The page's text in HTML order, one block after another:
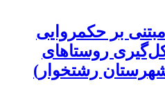
بر حکمروایی
روستاهای
رشتخوار)